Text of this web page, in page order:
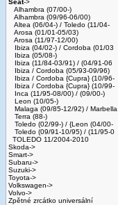
Seat->
Alhambra (07/00-)
Alhambra (09/96-06/00)
Altea (06/04-) / Toledo (11/04-
Arosa (01/01-05/03)
Arosa (11/97-12/00)
Ibiza (04/02-) / Cordoba (01/03
Ibiza (05/08-)
Ibiza (11/84-03/91) / (04/91-06
Ibiza / Cordoba (05/93-09/96)
Ibiza / Cordoba {Cupra} (10/96-
Ibiza / Cordoba {Cupra} (10/99-
Inca (11/95-08/00) / (09/00-)
Leon (10/05-)
Malaga (09/85-12/92) / Marbella
Terra (88-)
Toledo (02/99-) / {Leon (04/00-
Toledo (09/91-10/95) / (11/95-0
TOLEDO 11/2004-2010
Skoda->
Smart->
Subaru->
Suzuki->
Toyota->
Volkswagen->
Volvo->
Zpětné zrcátko universální